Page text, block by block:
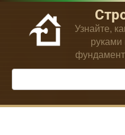
Перейти
контенту
Узнайте,
руками
Поиск: